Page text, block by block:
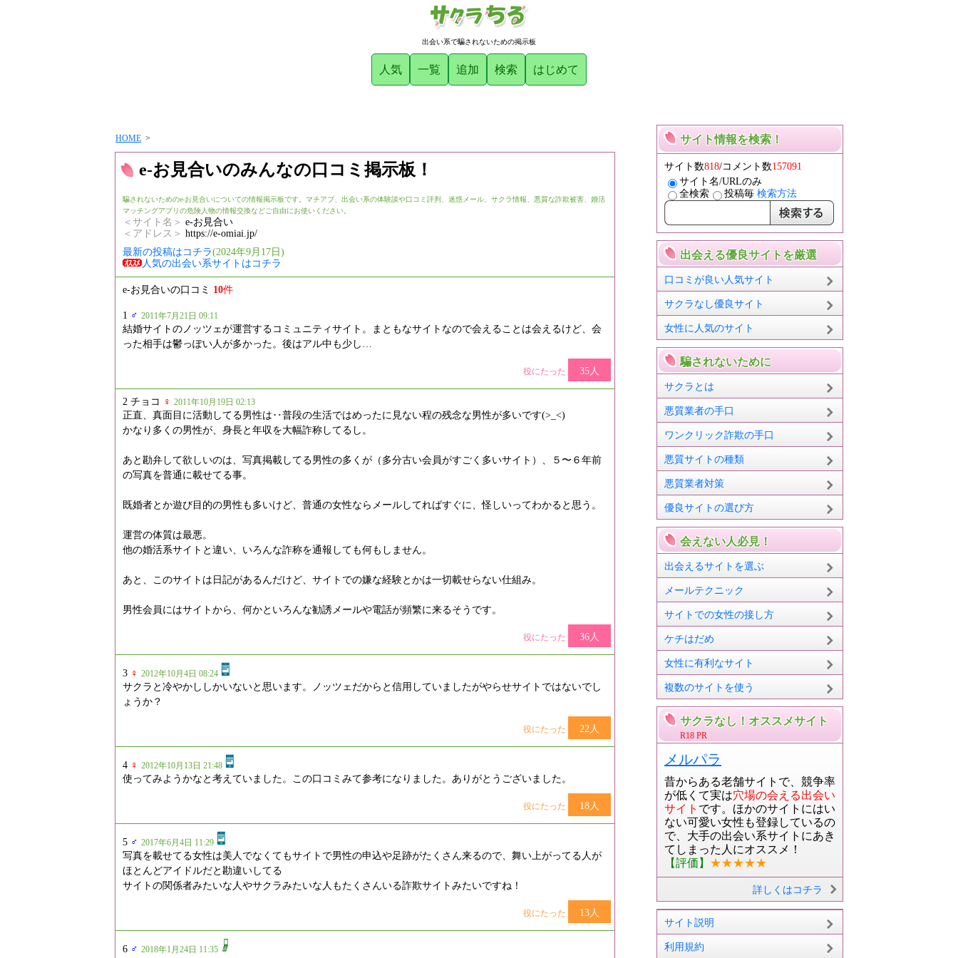
出会い系で騙されないための掲示板
人気 一覧 追加 検索 はじめて
HOME >
e-お見合いのみんなの口コミ掲示板！
騙されないためのe-お見合いについての情報掲示板です。マチアプ、出会い系の体験談や口コミ評判、迷惑メール、サクラ情報、悪質な詐欺被害、婚活
マッチングアプリの危険人物の情報交換などご自由にお使いください。
＜サイト名＞ e-お見合い
＜アドレス＞ https://e-omiai.jp/
最新の投稿はコチラ(2024年9月17日)
人気の出会い系サイトはコチラ
e-お見合いの口コミ 10件
1 ♂ 2011年7月21日 09:11
結婚サイトのノッツェが運営するコミュニティサイト。まともなサイトなので会えることは会えるけど、会
った相手は鬱っぽい人が多かった。後はアル中も少し…
役にたった 35人
2 チョコ ♀ 2011年10月19日 02:13
正直、真面目に活動してる男性は‥普段の生活ではめったに見ない程の残念な男性が多いです(>_<)
かなり多くの男性が、身長と年収を大幅詐称してるし。
あと勘弁して欲しいのは、写真掲載してる男性の多くが（多分古い会員がすごく多いサイト）、５〜６年前
の写真を普通に載せてる事。
既婚者とか遊び目的の男性も多いけど、普通の女性ならメールしてればすぐに、怪しいってわかると思う。
運営の体質は最悪。
他の婚活系サイトと違い、いろんな詐称を通報しても何もしません。
あと、このサイトは日記があるんだけど、サイトでの嫌な経験とかは一切載せらない仕組み。
男性会員にはサイトから、何かといろんな勧誘メールや電話が頻繁に来るそうです。
役にたった 36人
3 ♀ 2012年10月4日 08:24
サクラと冷やかししかいないと思います。ノッツェだからと信用していましたがやらせサイトではないでし
ょうか？
役にたった 22人
4 ♀ 2012年10月13日 21:48
使ってみようかなと考えていました。この口コミみて参考になりました。ありがとうございました。
役にたった 18人
5 ♂ 2017年6月4日 11:29
写真を載せてる女性は美人でなくてもサイトで男性の申込や足跡がたくさん来るので、舞い上がってる人が
ほとんどアイドルだと勘違いしてる
サイトの関係者みたいな人やサクラみたいな人もたくさんいる詐欺サイトみたいですね！
役にたった 13人
6 ♂ 2018年1月24日 11:35
サイト情報を検索！
サイト数818/コメント数157091
サイト名/URLのみ
全検索
投稿毎 検索方法
出会える優良サイトを厳選
口コミが良い人気サイト
サクラなし優良サイト
女性に人気のサイト
騙されないために
サクラとは
悪質業者の手口
ワンクリック詐欺の手口
悪質サイトの種類
悪質業者対策
優良サイトの選び方
会えない人必見！
出会えるサイトを選ぶ
メールテクニック
サイトでの女性の接し方
ケチはだめ
女性に有利なサイト
複数のサイトを使う
サクラなし！オススメサイト
R18 PR
メルパラ
昔からある老舗サイトで、競争率
が低くて実は穴場の会える出会い
サイト です。ほかのサイトにはい
ない可愛い女性も登録しているの
で、大手の出会い系サイトにあき
てしまった人にオススメ！
【評価】 ★★★★★
詳しくはコチラ
サイト説明
利用規約